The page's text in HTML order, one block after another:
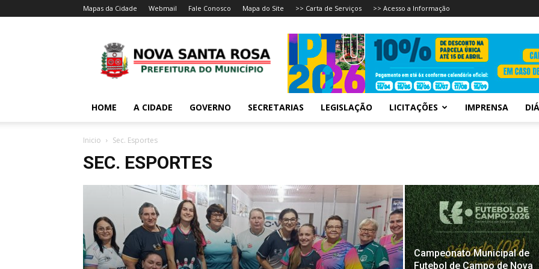
Mapas da Cidade Webmail Fale Conosco Mapa do Site >> Carta de Serviços >> Acesso a Informação
HOME A CIDADE GOVERNO SECRETARIAS LEGISLAÇÃO LICITAÇÕES IMPRENSA
Inicio Sec. Esportes
SEC. ESPORTES
Campeonato Municipal de
Futebol de Campo de Nova